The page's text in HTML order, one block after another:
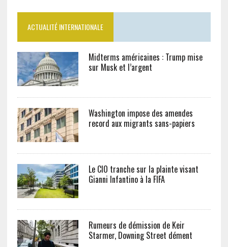
ACTUALITÉ INTERNATIONALE
Midterms américaines : Trump mise
sur Musk et l’argent
Washington impose des amendes
record aux migrants sans-papiers
Le CIO tranche sur la plainte visant
Gianni Infantino à la FIFA
Rumeurs de démission de Keir
Starmer, Downing Street dément